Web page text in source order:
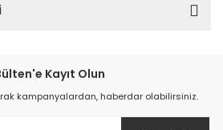
Kayıt Olun
kampanyalardan, haberdar olabilirsiniz.